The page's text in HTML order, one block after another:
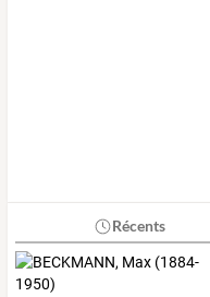
Récents